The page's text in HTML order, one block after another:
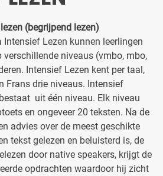
(begrijpend lezen)
Lezen kunnen leerlingen
verschillende niveaus (vmbo, mbo,
Intensief Lezen kent per taal,
Frans drie niveaus. Intensief
uit één niveau. Elk niveau
en ongeveer 20 teksten. Na de
advies over de meest geschikte
tekst gelezen en beluisterd is, de
door native speakers, krijgt de
opdrachten waardoor hij zicht